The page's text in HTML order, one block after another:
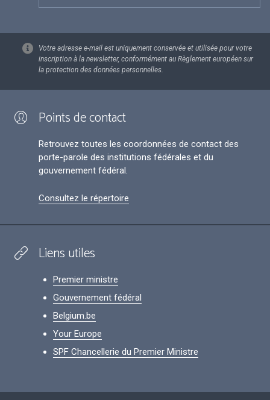
Votre adresse e-mail est uniquement conservée et utilisée pour votre
inscription à la newsletter, conformément au Règlement européen sur
la protection des données personnelles.
Points de contact
Retrouvez toutes les coordonnées de contact des
porte-parole des institutions fédérales et du
gouvernement fédéral.
Consultez le répertoire
Liens utiles
Premier ministre
Gouvernement fédéral
Belgium.be
Your Europe
SPF Chancellerie du Premier Ministre